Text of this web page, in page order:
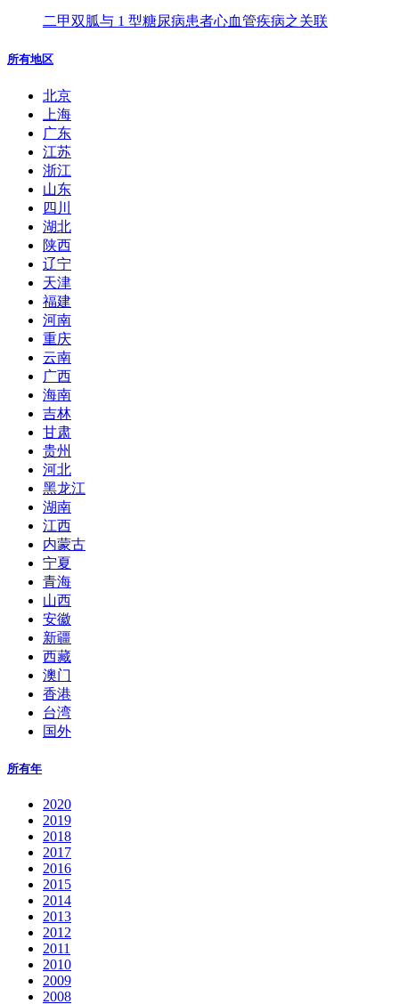
二甲双胍与 1 型糖尿病患者心血管疾病之关联
所有地区
北京
上海
广东
江苏
浙江
山东
四川
湖北
陕西
辽宁
天津
福建
河南
重庆
云南
广西
海南
吉林
甘肃
贵州
河北
黑龙江
湖南
江西
内蒙古
宁夏
青海
山西
安徽
新疆
西藏
澳门
香港
台湾
国外
所有年
2020
2019
2018
2017
2016
2015
2014
2013
2012
2011
2010
2009
2008